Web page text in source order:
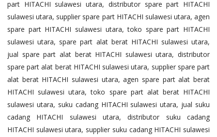
part HITACHI sulawesi utara, distributor spare part HITACHI
sulawesi utara, supplier spare part HITACHI sulawesi utara, agen
spare part HITACHI sulawesi utara, toko spare part HITACHI
sulawesi utara, spare part alat berat HITACHI sulawesi utara,
jual spare part alat berat HITACHI sulawesi utara, distributor
spare part alat berat HITACHI sulawesi utara, supplier spare part
alat berat HITACHI sulawesi utara, agen spare part alat berat
HITACHI sulawesi utara, toko spare part alat berat HITACHI
sulawesi utara, suku cadang HITACHI sulawesi utara, jual suku
cadang HITACHI sulawesi utara, distributor suku cadang
HITACHI sulawesi utara, supplier suku cadang HITACHI sulawesi